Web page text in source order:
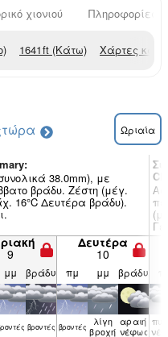
χιονιού Πληροφορίες
1641ft (Κάτω) Χάρτες
τώρα Ωριαία
38.0mm), με
βράδυ. Ζέστη (μέγ.
16°C Δευτέρα βράδυ).
9
Δευτέρα
10
μμ βράδυ πμ μμ βράδυ
βρον­τές βρον­τές λίγη
βροχή
αραιή
νέφωση